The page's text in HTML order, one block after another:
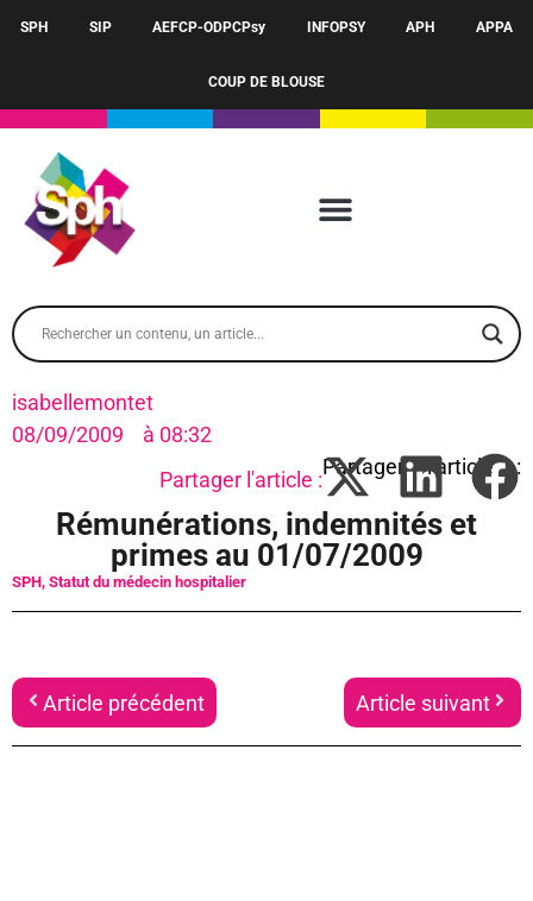
SPH SIP AEFCP-ODPCPsy INFOPSY APH APPA
COUP DE BLOUSE
isabellemontet
08/09/2009
à 08:32
Partager l'article :
Rémunérations, indemnités et
primes au 01/07/2009
SPH, Statut du médecin hospitalier
Article précédent Article suivant